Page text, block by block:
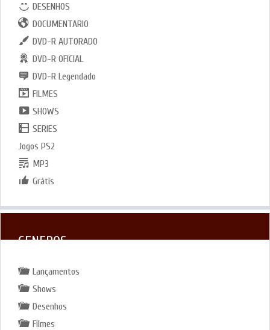
DESENHOS
DOCUMENTARIO
DVD-R AUTORADO
DVD-R OFICIAL
DVD-R Legendado
FILMES
SHOWS
SERIES
Jogos PS2
MP3
Grátis
GENEROS
Lançamentos
Shows
Desenhos
Filmes